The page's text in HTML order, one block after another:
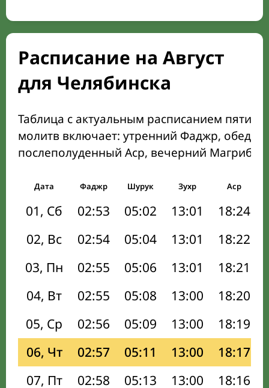
Расписание на Август
для Челябинска
Таблица с актуальным расписанием пяти
молитв включает: утренний Фаджр,
послеполуденный Аср, вечерний Магриб
Дата Фаджр Шурук Зухр Аср
01, Сб 02:53 05:02 13:01 18:24
02, Вс
02:54 05:04 13:01 18:22
03, Пн
02:55 05:06 13:01 18:21
04, Вт
02:55 05:08 13:00 18:20
05, Ср
02:56 05:09 13:00 18:19
06, Чт
02:57 05:11 13:00 18:17
07, Пт
02:58 05:13 13:00 18:16